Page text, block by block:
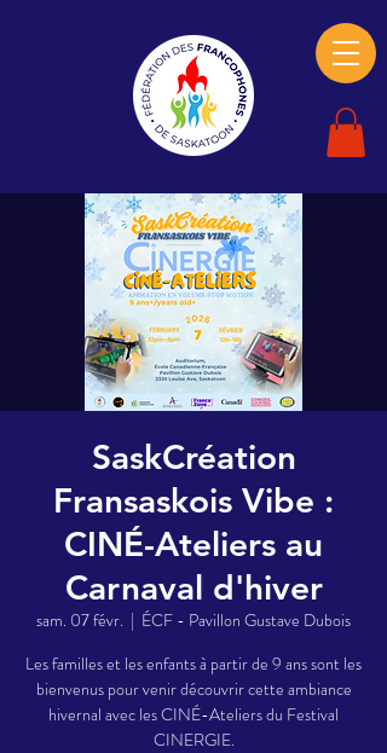
SaskCréation
Fransaskois Vibe :
CINÉ-Ateliers au
Carnaval d'hiver
sam. 07 févr.
  |
ÉCF - Pavillon Gustave Dubois
Les familles et les enfants à partir de 9 ans sont les
bienvenus pour venir découvrir cette ambiance
hivernal avec les CINÉ-Ateliers du Festival
CINERGIE.